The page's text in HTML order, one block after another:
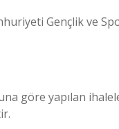
Gençlik ve
göre yapılan